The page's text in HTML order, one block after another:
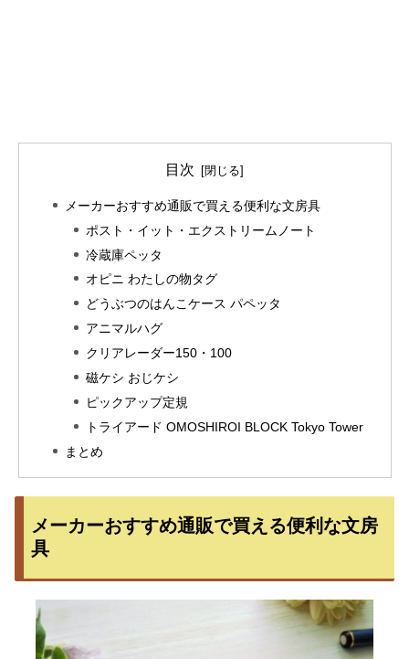
目次
メーカーおすすめ通販で買える便利な文房具
ポスト・イット・エクストリームノート
冷蔵庫ペッタ
オピニ わたしの物タグ
どうぶつのはんこケース パペッタ
アニマルハグ
クリアレーダー150・100
磁ケシ おじケシ
ピックアップ定規
トライアード OMOSHIROI BLOCK Tokyo Tower
まとめ
メーカーおすすめ通販で買える便利な文房
具